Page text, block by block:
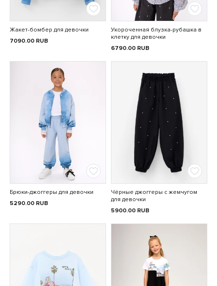
Жакет-бомбер для девочки
7090.00 RUB
Укороченная блузка-рубашка в
клетку для девочки
6790.00 RUB
Брюки-джоггеры для девочки
5290.00 RUB
Чёрные джоггеры с жемчугом
для девочки
5900.00 RUB